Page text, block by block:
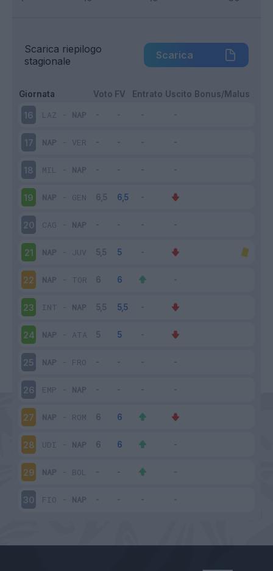
Scarica riepilogo
stagionale
Scarica
Giornata Voto FV Entrato Uscito Bonus/Malus
16 LAZ - NAP
17 NAP - VER
18 MIL - NAP
19 NAP - GEN
20 CAG - NAP
21 NAP - JUV
22 NAP - TOR
23 INT - NAP
24 NAP - ATA
25 NAP - FRO
26 EMP - NAP
27 NAP - ROM
28 UDI - NAP
29 NAP - BOL
30 FIO - NAP